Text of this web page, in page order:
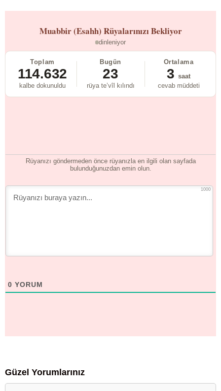
Muabbir (Esahh) Rüyalarınızı Bekliyor
dinleniyor
Toplam
114.632
kalbe dokunuldu
Bugün
23
rüya te’vîl kılındı
Ortalama
3 saat
cevab müddeti
Rüyanızı göndermeden önce rüyanızla en ilgili olan sayfada
bulunduğunuzdan emin olun.
1000
0 YORUM
Güzel Yorumlarınız